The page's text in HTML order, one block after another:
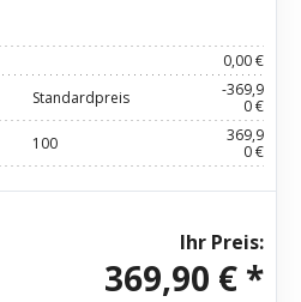
0,00 €
Standardpreis
-369,9
0 €
100
369,9
0 €
Ihr Preis:
369,90 € *